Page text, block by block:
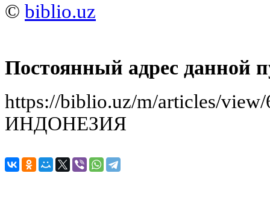
© biblio.uz
Постоянный адрес данной
https://biblio.uz/m/articles/
ИНДОНЕЗИЯ